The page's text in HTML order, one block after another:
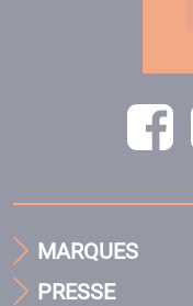
MARQUES
PRESSE